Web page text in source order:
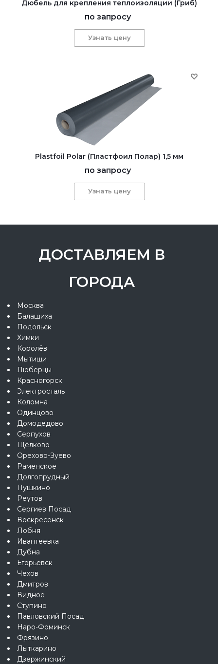
Дюбель для крепления теплоизоляции (Гриб)
по запросу
Узнать цену
Plastfoil Polar (Пластфоил Полар) 1,5 мм
по запросу
Узнать цену
ДОСТАВЛЯЕМ В
ГОРОДА
Москва
Балашиха
Подольск
Химки
Королёв
Мытищи
Люберцы
Красногорск
Электросталь
Коломна
Одинцово
Домодедово
Серпухов
Щёлково
Орехово-Зуево
Раменское
Долгопрудный
Пушкино
Реутов
Сергиев Посад
Воскресенск
Лобня
Ивантеевка
Дубна
Егорьевск
Чехов
Дмитров
Видное
Ступино
Павловский Посад
Наро-Фоминск
Фрязино
Лыткарино
Дзержинский